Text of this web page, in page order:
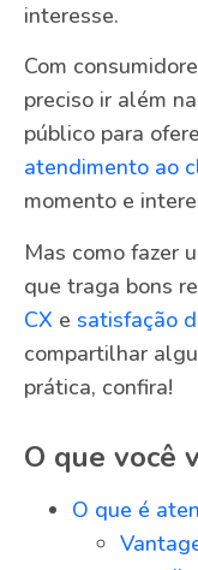
interesse.
Com
preciso ir além
público para
atendimento ao
momento e
Mas como fazer
que traga bons
CX e satisfação
compartilhar
prática, confira!
O que você
O que é